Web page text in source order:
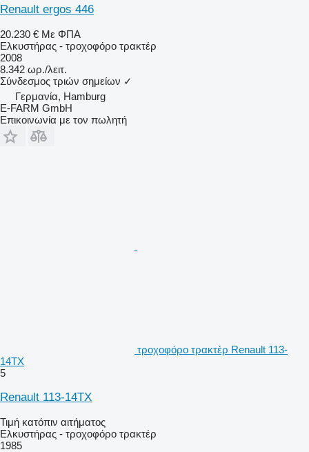
Renault ergos 446
20.230 € Με ΦΠΑ
Ελκυστήρας - τροχοφόρο τρακτέρ
2008
8.342 ωρ./λειτ.
Σύνδεσμος τριών σημείων ✓
Γερμανία, Hamburg
E-FARM GmbH
Επικοινωνία με τον πωλητή
τροχοφόρο τρακτέρ Renault 113-
14TX
5
Renault 113-14TX
Τιμή κατόπιν αιτήματος
Ελκυστήρας - τροχοφόρο τρακτέρ
1985